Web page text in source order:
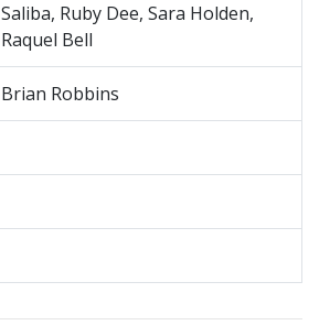
Saliba, Ruby Dee, Sara Holden,
Raquel Bell
Brian Robbins